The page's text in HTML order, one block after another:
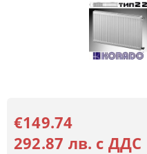
€149.74
292.87 лв. с ДДС